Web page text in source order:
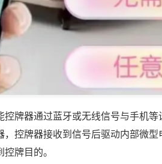
牌器通过蓝牙或无线信号与手机
控牌器接收到信号后驱动内部微
牌目的。